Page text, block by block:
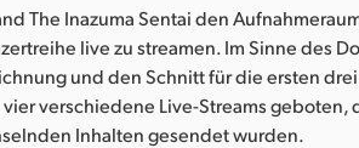
The Inazuma Sentai den
live zu streamen. Im Sinne des
und den Schnitt für die ersten
verschiedene Live-Streams geboten,
Inhalten gesendet wurden.